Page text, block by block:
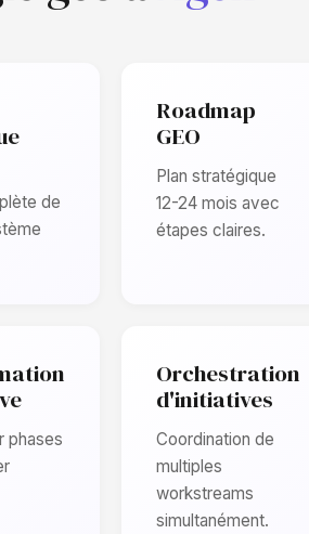
de
Roadmap
GEO
Plan stratégique
12-24 mois avec
étapes claires.
phases
Orchestration
d'initiatives
Coordination de
multiples
workstreams
simultanément.